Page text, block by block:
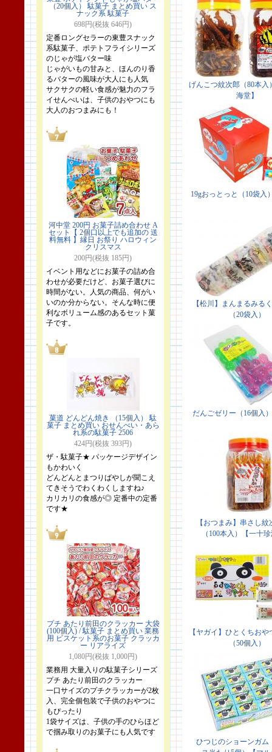
（20個入） 駄菓子 まとめ買い ス
ナック系 駄菓子
698円(税抜 646円)
定番ロングセラーの東豊スナック
系駄菓子、ポテトフライシリーズ
のじゃが塩バター味
じゃがいもの甘みと、ほんのり香
るバターの風味が大人にも人気
サクサクの軽い食感が魅力のフラ
イせんべいは、子供のおやつにも
大人のおつまみにも！
河中堂 200円 お菓子詰め合わせ A
セット【 2個口以上でも追加の 送
料無料 】縁日 お祭り ハロウィン
クリスマス
200円(税抜 185円)
イベント用などにお菓子の詰め合
わせが必要だけど、お菓子選びに
時間がない。人気の商品、何がい
いのか分からない。そんな時に便
利なボリューム感のあるセット菓
子です。
菓道 どんどん焼き （15個入） 駄
菓子 まとめ買い おせんべい・あら
れ系の駄菓子 2506
424円(税抜 393円)
ザ・駄菓子★ パッケージデザイン
もかわいく
どんどんとまつりばやしが聞こえ
てきそうでわくわくしますね♪
カリカリの食感が◎ 定番中の定番
です★
プチ あたり前田のクラッカー 大袋
(100個入) / 駄菓子 まとめ買い 業務
用 ビスケット系のお菓子 クラッカ
ー リアライズ
1,080円(税抜 1,000円)
業務用 大量入りの駄菓子シリーズ
プチ あたり前田のクラッカー
一口サイズのプチクラッカーが2枚
入、完全個包装で子供のおやつに
もぴったり
1袋サイズは、子供の手のひらほど
で掴み取りのお菓子にも人気です